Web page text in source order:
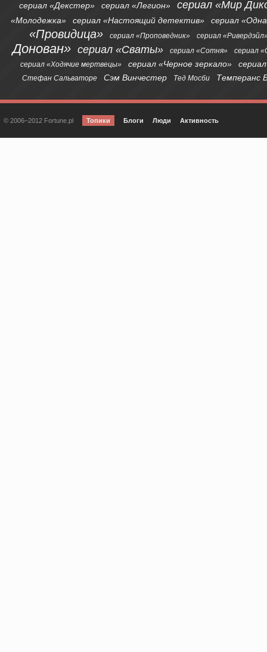
сериал «Декстер» сериал «Легион» сериал «Мир
«Молодежка» сериал «Настоящий детектив» сериал
«Провидица» сериал «Проповедник» сериал
Донован» сериал «Сваты» сериал «Сотня»
сериал
сериал «Ходячие мертвецы»
сериал «Черное зеркало»
Стефан Сальваторе Сэм Винчестер Тед Мосби Темперанс
© 2006–2012 Fortune.pl Топики Блоги Люди Активность